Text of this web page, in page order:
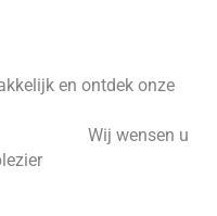
en ontdek onze
u